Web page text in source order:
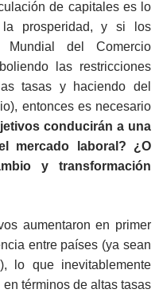
de capitales es lo
prosperidad, y si los
del Comercio
las restricciones
tasas y haciendo del
entonces es necesario
conducirán a una
mercado laboral? ¿O
y transformación
aumentaron en primer
entre países (ya sean
lo que inevitablemente
términos de altas tasas